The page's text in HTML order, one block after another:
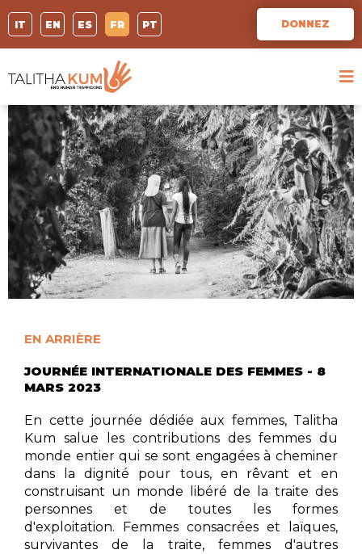
IT EN ES FR PT DONNEZ
EN ARRIÈRE
JOURNÉE INTERNATIONALE DES FEMMES - 8
MARS 2023
En cette journée dédiée aux femmes, Talitha
Kum salue les contributions des femmes du
monde entier qui se sont engagées à cheminer
dans la dignité pour tous, en rêvant et en
construisant un monde libéré de la traite des
personnes et de toutes les formes
d'exploitation. Femmes consacrées et laïques,
survivantes de la traite, femmes d'autres